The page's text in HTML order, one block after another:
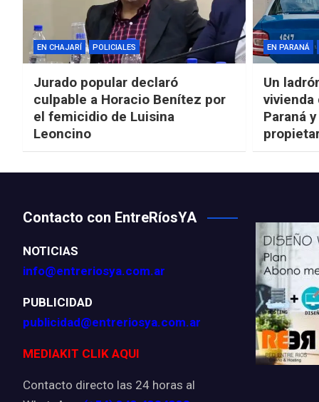
EN CHAJARÍ POLICIALES
Jurado popular declaró
culpable a Horacio Benítez por
el femicidio de Luisina
Leoncino
EN PARANÁ
Un
vivienda
Paraná
Contacto con EntreRíosYA
NOTICIAS
info@entreriosya.com.ar
PUBLICIDAD
publicidad@entreriosya.com.ar
MEDIAKIT CLIK AQUI
Contacto directo las 24 horas al